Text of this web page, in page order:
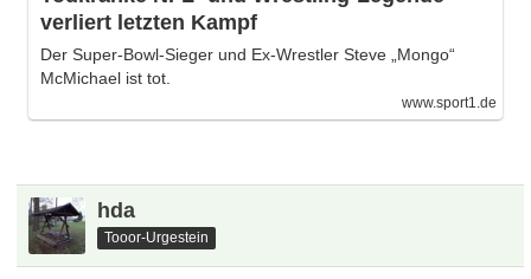
verliert letzten Kampf
Der Super-Bowl-Sieger und Ex-Wrestler Steve „Mongo“
McMichael ist tot.
www.sport1.de
hda
Tooor-Urgestein